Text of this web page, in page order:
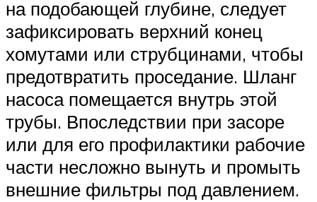
на подобающей глубине, следует
зафиксировать верхний конец
хомутами или струбцинами, чтобы
предотвратить проседание. Шланг
насоса помещается внутрь этой
трубы. Впоследствии при засоре
или для его профилактики рабочие
части несложно вынуть и промыть
внешние фильтры под давлением.